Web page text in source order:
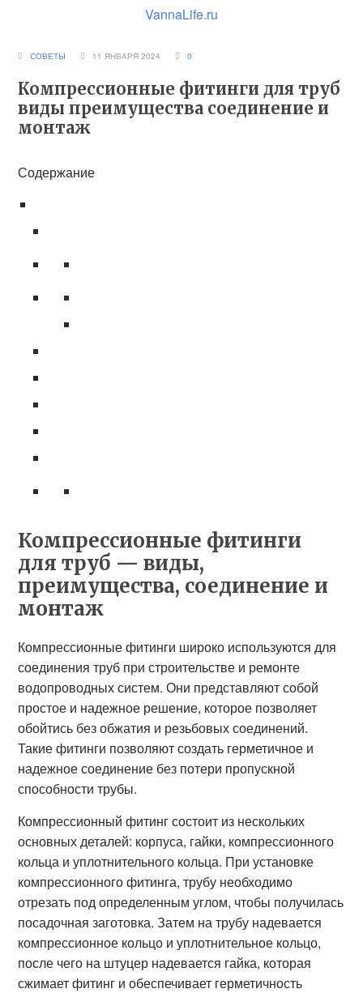
VannaLife.ru
СОВЕТЫ 11 ЯНВАРЯ 2024 0
Компрессионные фитинги для труб
виды преимущества соединение и
монтаж
Содержание
Компрессионные фитинги
для труб — виды,
преимущества, соединение и
монтаж
Компрессионные фитинги широко используются для
соединения труб при строительстве и ремонте
водопроводных систем. Они представляют собой
простое и надежное решение, которое позволяет
обойтись без обжатия и резьбовых соединений.
Такие фитинги позволяют создать герметичное и
надежное соединение без потери пропускной
способности трубы.
Компрессионный фитинг состоит из нескольких
основных деталей: корпуса, гайки, компрессионного
кольца и уплотнительного кольца. При установке
компрессионного фитинга, трубу необходимо
отрезать под определенным углом, чтобы получилась
посадочная заготовка. Затем на трубу надевается
компрессионное кольцо и уплотнительное кольцо,
после чего на штуцер надевается гайка, которая
сжимает фитинг и обеспечивает герметичность